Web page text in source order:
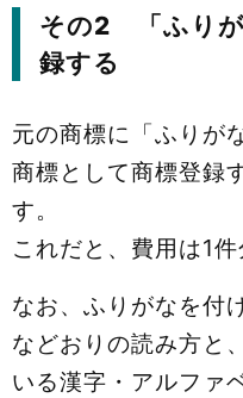
その2 「ふりが
録する
元の商標に「ふりが
商標として商標登録
す。
これだと、費用は1件
なお、ふりがなを
などおりの読み方
いる漢字・アルファ